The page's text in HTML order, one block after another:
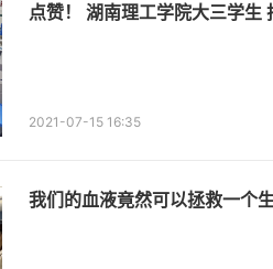
点赞！ 湖南理工学院大三学生
2021-07-15 16:35
我们的血液竟然可以拯救一个